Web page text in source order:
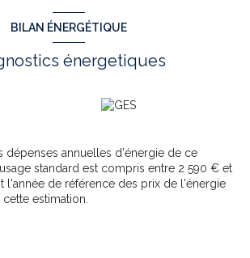
sur les risques auxquels
sont disponibles sur le
:www.georisques.gouv.f
8953-augignac-maison-de-
les risques auxquels ce bien est exposé
le site Géorisques
BILAN ÉNERGÉTIQUE
énergetiques
dépenses annuelles d'énergie de ce
standard est compris entre 2 590 € et
l'année de référence des prix de l'énergie
estimation.